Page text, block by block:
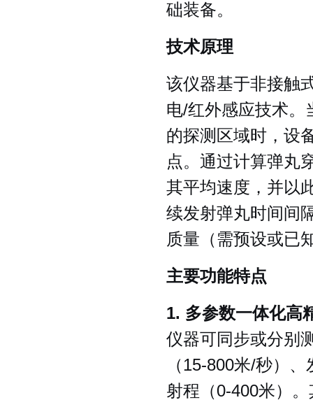
础装备。
技术原理
该仪器基于非接触
电/红外感应技术。
的探测区域时，设
点。通过计算弹丸
其平均速度，并以
续发射弹丸时间间
质量（需预设或已
主要功能特点
1. 多参数一体化高
仪器可同步或分别
（15-800米/秒）
射程（0-400米）